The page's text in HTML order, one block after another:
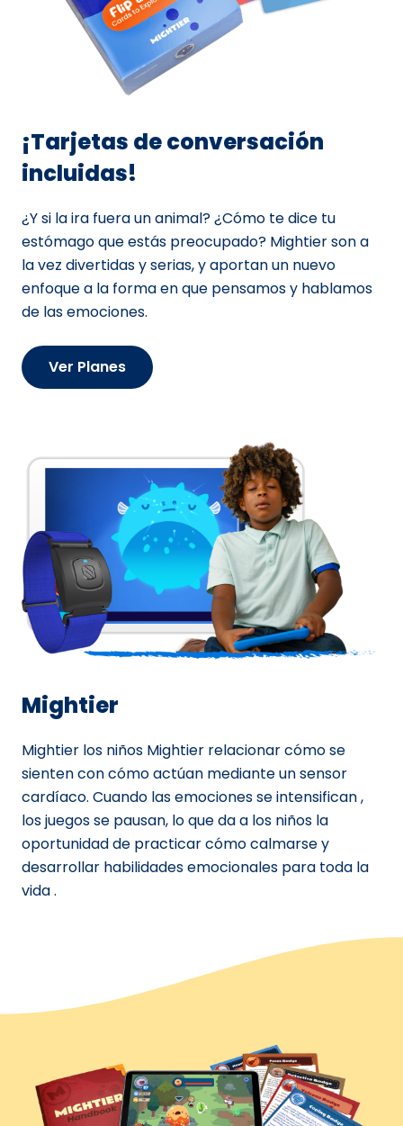
¡Tarjetas de conversación
incluidas!
¿Y si la ira fuera un animal? ¿Cómo te dice tu
estómago que estás preocupado? Mightier son a
la vez divertidas y serias, y aportan un nuevo
enfoque a la forma en que pensamos y hablamos
de las emociones.
Ver Planes
Mightier
Mightier los niños Mightier relacionar cómo se
sienten con cómo actúan mediante un sensor
cardíaco. Cuando las emociones se intensifican ,
los juegos se pausan, lo que da a los niños la
oportunidad de practicar cómo calmarse y
desarrollar habilidades emocionales para toda la
vida .